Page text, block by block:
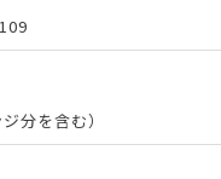
分を含む）